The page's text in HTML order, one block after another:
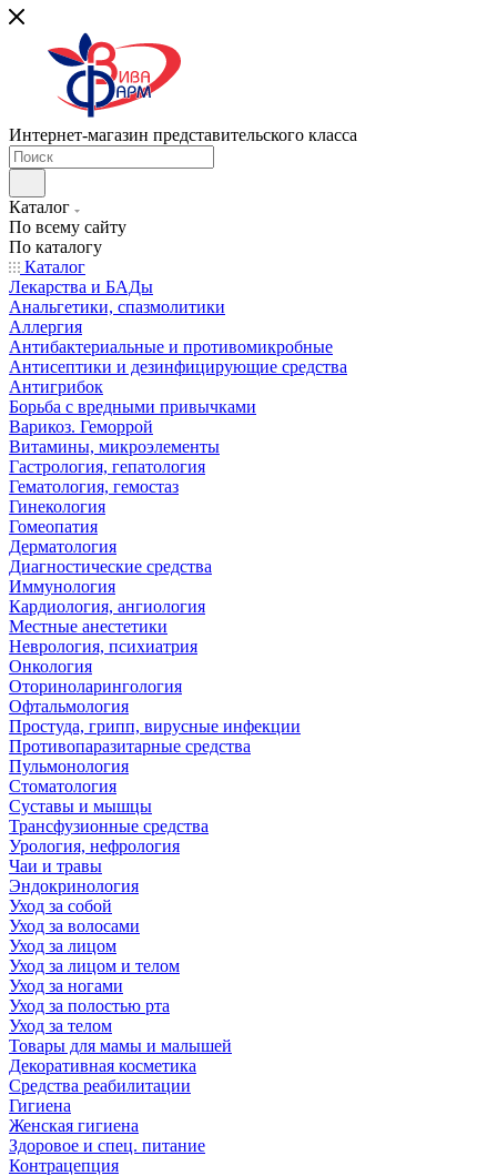
Интернет-магазин представительского класса
Каталог
По всему сайту
По каталогу
Каталог
Лекарства и БАДы
Анальгетики, спазмолитики
Аллергия
Антибактериальные и противомикробные
Антисептики и дезинфицирующие средства
Антигрибок
Борьба с вредными привычками
Варикоз. Геморрой
Витамины, микроэлементы
Гастрология, гепатология
Гематология, гемостаз
Гинекология
Гомеопатия
Дерматология
Диагностические средства
Иммунология
Кардиология, ангиология
Местные анестетики
Неврология, психиатрия
Онкология
Оториноларингология
Офтальмология
Простуда, грипп, вирусные инфекции
Противопаразитарные средства
Пульмонология
Стоматология
Суставы и мышцы
Трансфузионные средства
Урология, нефрология
Чаи и травы
Эндокринология
Уход за собой
Уход за волосами
Уход за лицом
Уход за лицом и телом
Уход за ногами
Уход за полостью рта
Уход за телом
Товары для мамы и малышей
Декоративная косметика
Средства реабилитации
Гигиена
Женская гигиена
Здоровое и спец. питание
Контрацепция